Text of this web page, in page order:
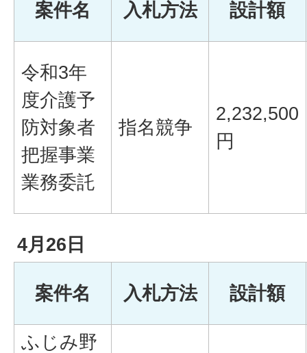
案件名 入札方法 設計額
令和3年
度介護予
防対象者
把握事業
業務委託
指名競争
2,232,500
円
4月26日
案件名 入札方法 設計額
ふじみ野